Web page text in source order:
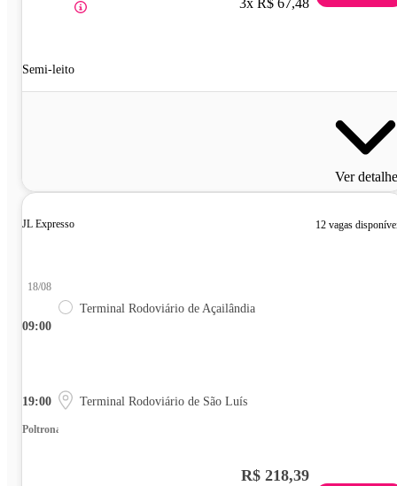
Semi-leito
3x R$ 67,48
Ver
JL Expresso 12 vagas
09:00
18/08
Terminal Rodoviário de Açailândia
19:00 Terminal Rodoviário de São Luís
Poltrona
R$ 218,39